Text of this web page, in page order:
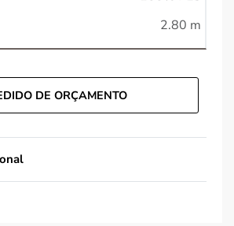
2.80 m
DE ORÇAMENTO